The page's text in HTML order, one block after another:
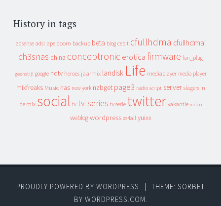
History in tags
adsense adsl apeldoorn backup beta blog cebit cfullhdma cfullhdmai
ch3snas china conceptronic erotica firmware fun_plug
geenstijl google hdtv heroes jaarmix landisk Life mediaplayer media player
mixfreaks Music nas new york nzbget page3 radio script server slagers in
de mix social tv tv-series tv serie twitter vakantie video
weblog wordpress xs4all yuixx
PROUDLY POWERED BY WORDPRESS
THEME: SORBET
BY WORDPRESS.COM.